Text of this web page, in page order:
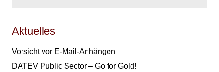
Aktuelles
Vorsicht vor E-Mail-Anhängen
DATEV Public Sector – Go for Gold!